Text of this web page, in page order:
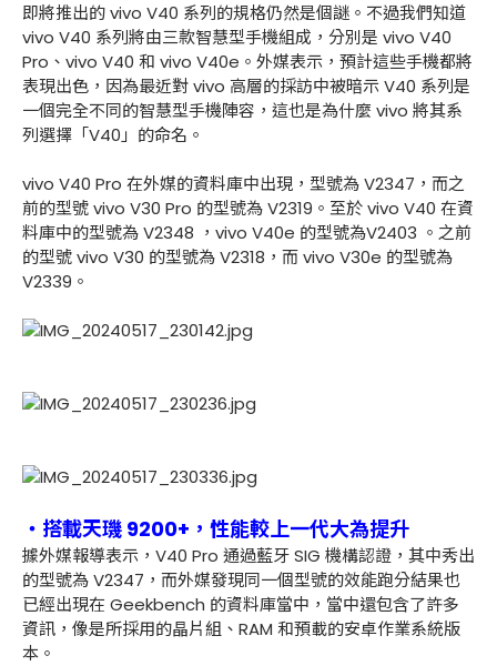
即將推出的 vivo V40 系列的規格仍然是個謎。不過我們知道
vivo V40 系列將由三款智慧型手機組成，分別是 vivo V40
Pro、vivo V40 和 vivo V40e。外媒表示，預計這些手機都將
表現出色，因為最近對 vivo 高層的採訪中被暗示 V40 系列是
一個完全不同的智慧型手機陣容，這也是為什麼 vivo 將其系
列選擇「V40」的命名。
vivo V40 Pro 在外媒的資料庫中出現，型號為 V2347，而之
前的型號 vivo V30 Pro 的型號為 V2319。至於 vivo V40 在資
料庫中的型號為 V2348 ，vivo V40e 的型號為V2403 。之前
的型號 vivo V30 的型號為 V2318，而 vivo V30e 的型號為
V2339。
・搭載天璣 9200+，性能較上一代大為提升
據外媒報導表示，V40 Pro 通過藍牙 SIG 機構認證，其中秀出
的型號為 V2347，而外媒發現同一個型號的效能跑分結果也
已經出現在 Geekbench 的資料庫當中，當中還包含了許多
資訊，像是所採用的晶片組、RAM 和預載的安卓作業系統版
本。